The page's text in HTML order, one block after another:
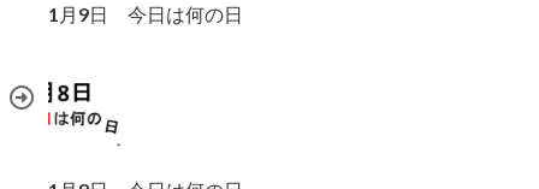
1月9日 今日は何の日